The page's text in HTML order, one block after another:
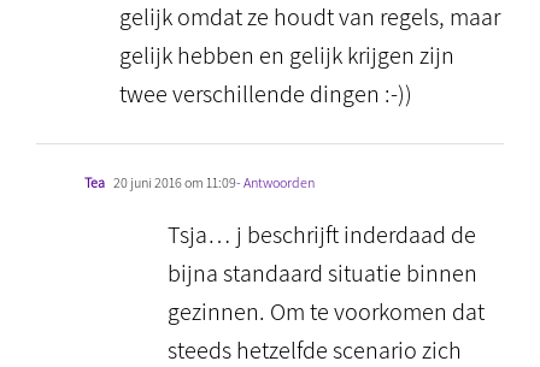
gelijk omdat ze houdt van regels, maar
gelijk hebben en gelijk krijgen zijn
twee verschillende dingen :-))
Tea 20 juni 2016 om 11:09- Antwoorden
Tsja… j beschrijft inderdaad de
bijna standaard situatie binnen
gezinnen. Om te voorkomen dat
steeds hetzelfde scenario zich